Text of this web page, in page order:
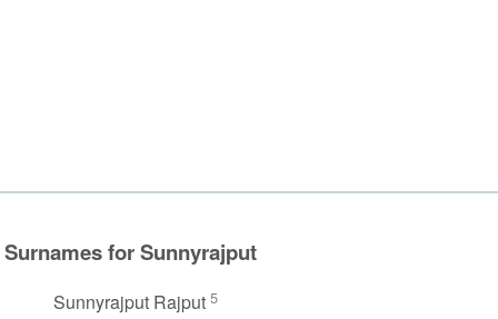
Surnames for Sunnyrajput
Sunnyrajput Rajput 5